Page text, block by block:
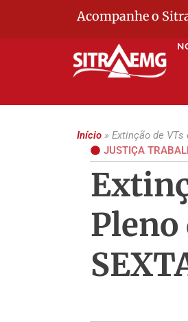
Acompanhe o
Início » Extinção de VTs
JUSTIÇA